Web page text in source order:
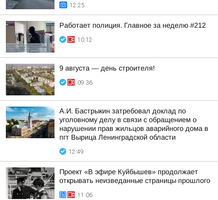
12:25
Работает полиция. Главное за неделю #212
10:12
9 августа — день строителя!
09:36
А.И. Бастрыкин затребовал доклад по
уголовному делу в связи с обращением о
нарушении прав жильцов аварийного дома в
пгт Вырица Ленинградской области
12:49
Проект «В эфире Куйбышев» продолжает
открывать неизведанные страницы прошлого
11:06